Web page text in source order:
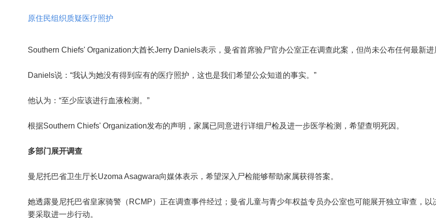
原住民组织质疑医疗照护
Southern Chiefs' Organization大酋长Jerry Daniels表示，曼省首席验尸官办公室正在调查此案，但尚未公布任何最新进
Daniels说：“我认为她没有得到应有的医疗照护，这也是我们希望公众知道的事实。”
他认为：“至少应该进行血液检测。”
根据Southern Chiefs' Organization发布的声明，家属已同意进行详细尸检及进一步医学检测，希望查明死因。
多部门展开调查
曼尼托巴省卫生厅长Uzoma Asagwara向媒体表示，希望深入尸检能够帮助家属获得答案。
她透露曼尼托巴省皇家骑警（RCMP）正在调查事件经过；曼省儿童与青少年权益专员办公室也可能展开独立审查，以
要采取进一步行动。